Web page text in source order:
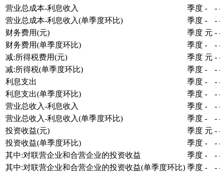
营业总成本-利息收入 季度 - -
营业总成本-利息收入(单季度环比)
季度 - -
财务费用(元)
季度 元 -
财务费用(单季度环比)
季度 - -
减:所得税费用(元)
季度 元 -
减:所得税(单季度环比)
季度 - -
利息支出
季度 - -
利息支出(单季度环比)
季度 - -
营业总收入-利息收入
季度 - -
营业总收入-利息收入(单季度环比)
季度 - -
投资收益(元)
季度 元 -
投资收益(单季度环比)
季度 - -
其中:对联营企业和合营企业的投资收益
季度 - -
其中:对联营企业和合营企业的投资收益(单季度环比) 季度 - -